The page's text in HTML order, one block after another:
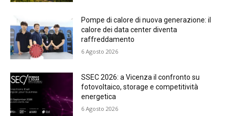
Pompe di calore di nuova generazione: il
calore dei data center diventa
raffreddamento
6 Agosto 2026
SSEC 2026: a Vicenza il confronto su
fotovoltaico, storage e competitività
energetica
6 Agosto 2026